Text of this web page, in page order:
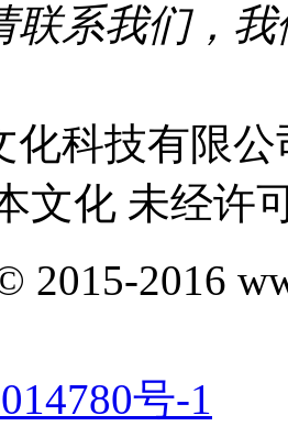
联系我们，
化科技有限
文化 未经许
2015-2016
号-1